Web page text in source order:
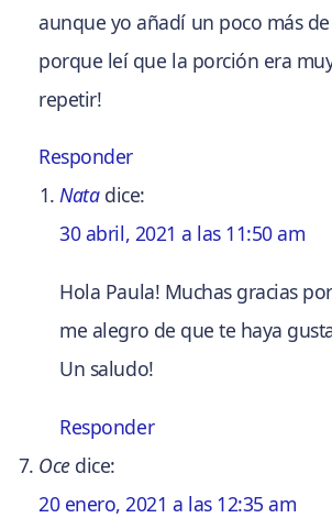
aunque yo añadí un poco más
porque leí que la porción era
repetir!
Responder
Nata dice:
30 abril, 2021 a las 11:50 am
Hola Paula! Muchas gracias
me alegro de que te haya
Un saludo!
Responder
Oce dice:
20 enero, 2021 a las 12:35 am